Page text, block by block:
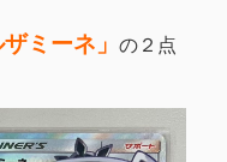
ミーネ」 の２点